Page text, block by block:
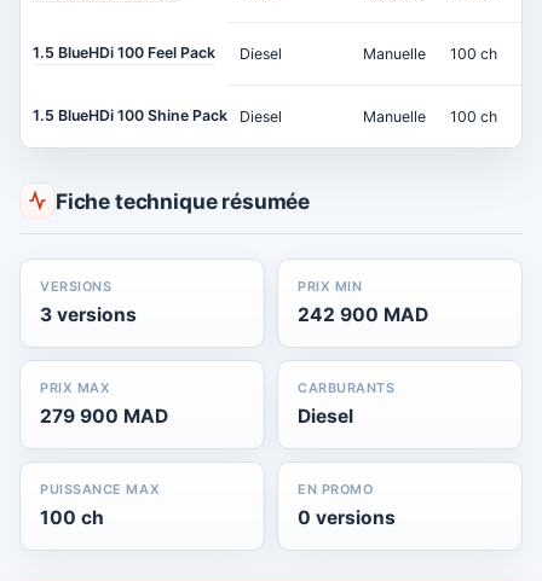
1.5 BlueHDi 100 Feel Pack Diesel Manuelle 100 ch
1.5 BlueHDi 100 Shine Pack Diesel Manuelle 100 ch
Fiche technique résumée
VERSIONS
3 versions
PRIX MIN
242 900 MAD
PRIX MAX
279 900 MAD
CARBURANTS
Diesel
PUISSANCE MAX
100 ch
EN PROMO
0 versions